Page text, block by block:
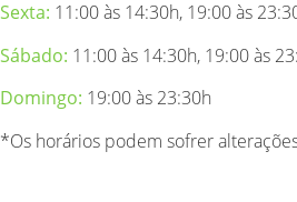
Sexta: 11:00 às 14:30h, 19:00 às
Sábado: 11:00 às 14:30h, 19:00 às
Domingo: 19:00 às 23:30h
*Os horários podem sofrer